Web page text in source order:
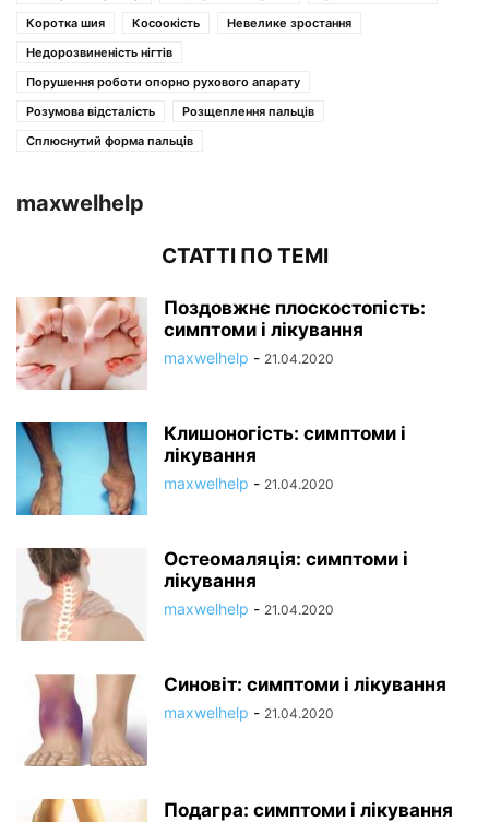
Коротка шия
Косоокість
Невелике зростання
Недорозвиненість нігтів
Порушення роботи опорно рухового апарату
Розумова відсталість
Розщеплення пальців
Сплюснутий форма пальців
maxwelhelp
СТАТТІ ПО ТЕМІ
Поздовжнє плоскостопість:
симптоми і лікування
maxwelhelp - 21.04.2020
Клишоногість: симптоми і
лікування
maxwelhelp - 21.04.2020
Остеомаляція: симптоми і
лікування
maxwelhelp - 21.04.2020
Синовіт: симптоми і лікування
maxwelhelp - 21.04.2020
Подагра: симптоми і лікування